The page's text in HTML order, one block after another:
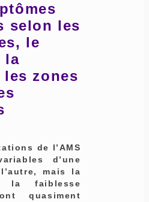
selon les
le
la
les zones
de l’AMS
d’une
mais la
la faiblesse
quasiment